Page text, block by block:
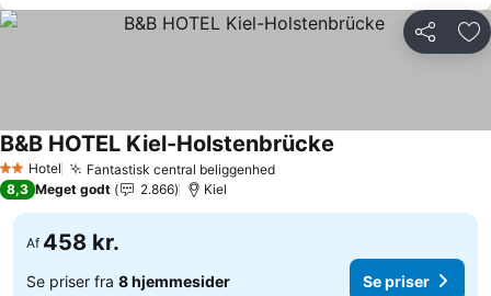
Del
2 Stjerner
Hotel Fantastisk central beliggenhed
B&B HOTEL Kiel-Holstenbrücke
8,3 Meget godt 2.866 Kiel
Af 458 kr.
Se priser fra 8 hjemmesider Se priser